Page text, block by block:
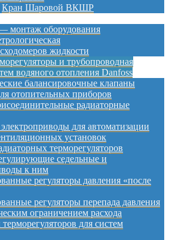
Кран Шаровой ВКШР
монтаж оборудования
жидкости
и трубопроводная
водяного отопления Danfoss
балансировочные клапаны
отопительных приборов
радиаторные
для автоматизации
установок
терморегуляторов
седельные и
к ним
регуляторы давления «после
регуляторы перепада давления
ограничением расхода
для систем